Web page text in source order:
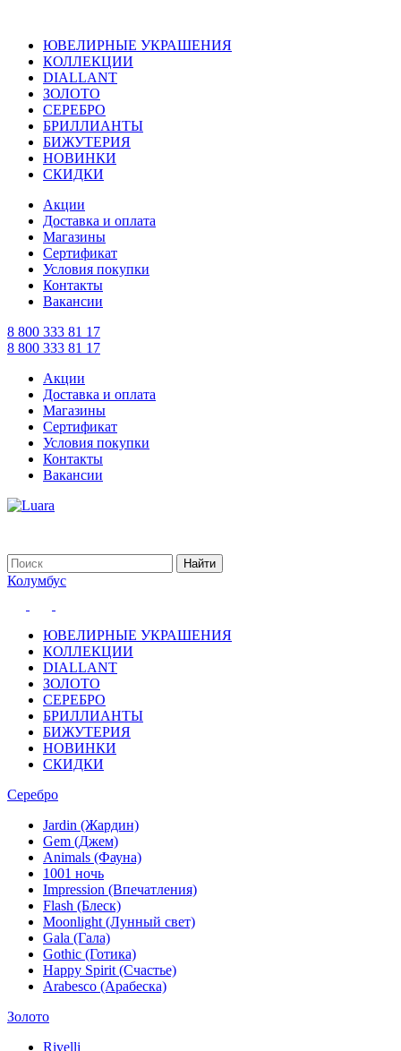
ЮВЕЛИРНЫЕ УКРАШЕНИЯ
КОЛЛЕКЦИИ
DIALLANT
ЗОЛОТО
СЕРЕБРО
БРИЛЛИАНТЫ
БИЖУТЕРИЯ
НОВИНКИ
СКИДКИ
Акции
Доставка и оплата
Магазины
Сертификат
Условия покупки
Контакты
Вакансии
8 800 333 81 17
8 800 333 81 17
Акции
Доставка и оплата
Магазины
Сертификат
Условия покупки
Контакты
Вакансии
Колумбус
ЮВЕЛИРНЫЕ УКРАШЕНИЯ
КОЛЛЕКЦИИ
DIALLANT
ЗОЛОТО
СЕРЕБРО
БРИЛЛИАНТЫ
БИЖУТЕРИЯ
НОВИНКИ
СКИДКИ
Серебро
Jardin (Жардин)
Gem (Джем)
Animals (Фауна)
1001 ночь
Impression (Впечатления)
Flash (Блеск)
Moonlight (Лунный свет)
Gala (Гала)
Gothic (Готика)
Happy Spirit (Счастье)
Arabesco (Арабеска)
Золото
Rivelli